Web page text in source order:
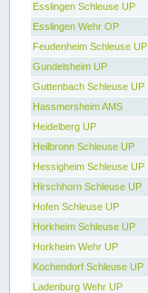
Esslingen Schleuse UP
Esslingen Wehr OP
Feudenheim Schleuse UP
Gundelsheim UP
Guttenbach Schleuse UP
Hassmersheim AMS
Heidelberg UP
Heilbronn Schleuse UP
Hessigheim Schleuse UP
Hirschhorn Schleuse UP
Hofen Schleuse UP
Horkheim Schleuse UP
Horkheim Wehr UP
Kochendorf Schleuse UP
Ladenburg Wehr UP